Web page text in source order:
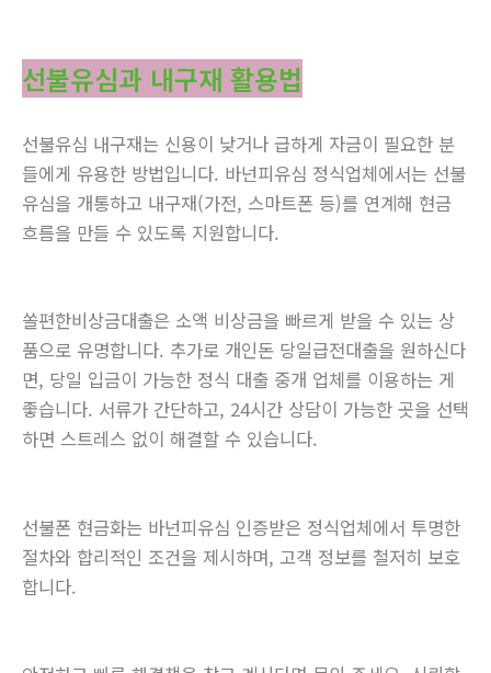
선불유심과 내구재 활용법
선불유심 내구재는 신용이 낮거나 급하게 자금이 필요한 분
들에게 유용한 방법입니다. 바넌피유심 정식업체에서는 선불
유심을 개통하고 내구재(가전, 스마트폰 등)를 연계해 현금
흐름을 만들 수 있도록 지원합니다.
쏠편한비상금대출은 소액 비상금을 빠르게 받을 수 있는 상
품으로 유명합니다. 추가로 개인돈 당일급전대출을 원하신다
면, 당일 입금이 가능한 정식 대출 중개 업체를 이용하는 게
좋습니다. 서류가 간단하고, 24시간 상담이 가능한 곳을 선택
하면 스트레스 없이 해결할 수 있습니다.
선불폰 현금화는 바넌피유심 인증받은 정식업체에서 투명한
절차와 합리적인 조건을 제시하며, 고객 정보를 철저히 보호
합니다.